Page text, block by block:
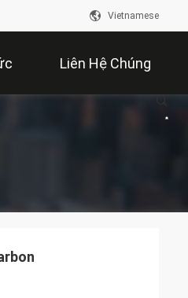
Vietnamese
Liên Hệ Chúng